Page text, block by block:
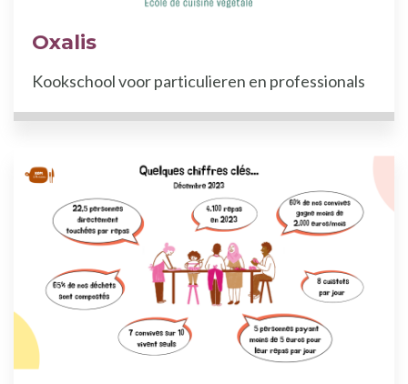
Oxalis
Kookschool voor particulieren en professionals